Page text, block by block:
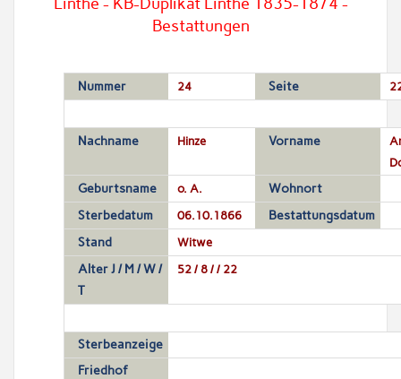
Bestattungen
Nummer 24 Seite
Nachname Hinze Vorname
Geburtsname o. A.
Wohnort
Sterbedatum
06.10.1866
Bestattungsdatum
Stand
Witwe
Alter J / M / W /
T
52 / 8 / / 22
Sterbeanzeige
Friedhof